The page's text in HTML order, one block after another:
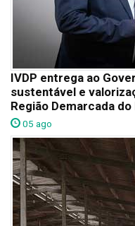
IVDP entrega ao
sustentável e
Região Demarcada do
05 ago